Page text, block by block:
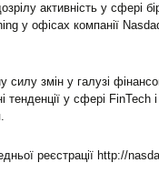
активність у сфері
у офісах компанії
силу змін у галузі
тенденції у сфері FinTech
реєстрації http://